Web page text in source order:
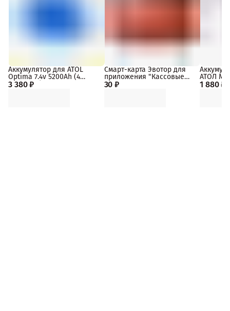
3 380 ₽
Аккумулятор для ATOL
Optima 7.4v 5200Ah (4
элемента)
30 ₽
Смарт-карта Эвотор для
приложения "Кассовые
сервисы"
1 880 ₽
АТОЛ